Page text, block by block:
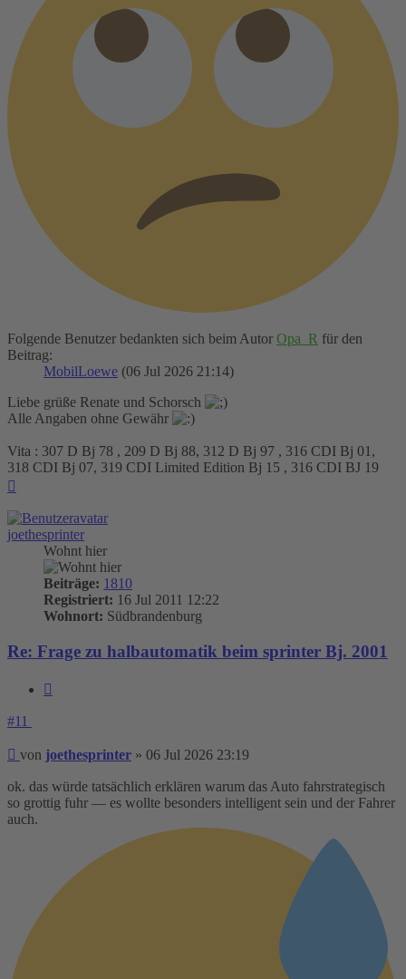
Folgende Benutzer bedankten sich beim Autor Opa_R für den
Beitrag:
MobilLoewe (06 Jul 2026 21:14)
Liebe grüße Renate und Schorsch
Alle Angaben ohne Gewähr
Vita : 307 D Bj 78 , 209 D Bj 88, 312 D Bj 97 , 316 CDI Bj 01,
318 CDI Bj 07, 319 CDI Limited Edition Bj 15 , 316 CDI BJ 19
joethesprinter
Wohnt hier
Beiträge: 1810
Registriert: 16 Jul 2011 12:22
Wohnort: Südbrandenburg
Re: Frage zu halbautomatik beim sprinter Bj. 2001
#11
Beitrag
von joethesprinter » 06 Jul 2026 23:19
ok. das würde tatsächlich erklären warum das Auto fahrstrategisch
so grottig fuhr — es wollte besonders intelligent sein und der Fahrer
auch.